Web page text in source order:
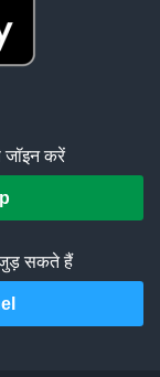
जॉइन करें
जुड़ सकते हैं